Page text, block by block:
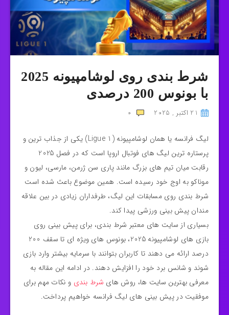
شرط بندی روی لوشامپیونه 2025
با بونوس 200 درصدی
21 اکتبر , 2025 0
لیگ فرانسه یا همان لوشامپیونه (Ligue 1) یکی از جذاب‌ ترین و
پرستاره‌ ترین لیگ‌ های فوتبال اروپا است که در فصل 2025
رقابت میان تیم‌ های بزرگ مانند پاری‌ سن‌ ژرمن، مارسی، لیون و
موناکو به اوج خود رسیده است. همین موضوع باعث شده است
شرط‌ بندی روی مسابقات این لیگ، طرفداران زیادی در بین علاقه‌
مندان پیش‌ بینی ورزشی پیدا کند.
بسیاری از سایت‌ های معتبر شرط‌ بندی، برای پیش‌ بینی روی
بازی‌ های لوشامپیونه 2025، بونوس‌ های ویژه‌ ای تا سقف 200
درصد ارائه می‌ دهند تا کاربران بتوانند با سرمایه‌ بیشتر وارد بازی
شوند و شانس برد خود را افزایش دهند. در ادامه این مقاله به
معرفی بهترین سایت‌ ها، روش‌ های شرط‌ بندی و نکات مهم برای
موفقیت در پیش‌ بینی‌ های لیگ فرانسه خواهیم پرداخت.